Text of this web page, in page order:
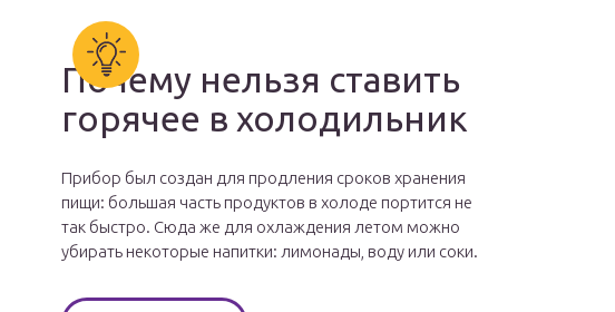
Почему нельзя ставить
горячее в холодильник
Прибор был создан для продления сроков хранения
пищи: большая часть продуктов в холоде портится не
так быстро. Сюда же для охлаждения летом можно
убирать некоторые напитки: лимонады, воду или соки.